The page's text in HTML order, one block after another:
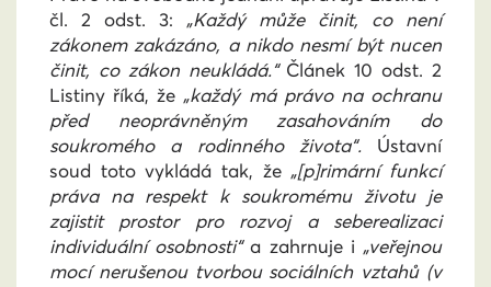
čl. 2 odst. 3: „Každý může činit, co není
zákonem zakázáno, a nikdo nesmí být nucen
činit, co zákon neukládá.“Článek 10 odst. 2
Listiny říká, že „každý má právo na ochranu
před neoprávněným zasahováním do
soukromého a rodinného života“.Ústavní
soud toto vykládá tak, že „[p]rimární funkcí
práva na respekt k soukromému životu je
zajistit prostor pro rozvoj a seberealizaci
individuální osobnosti“a zahrnuje i „veřejnou
mocí nerušenou tvorbou sociálních vztahů (v